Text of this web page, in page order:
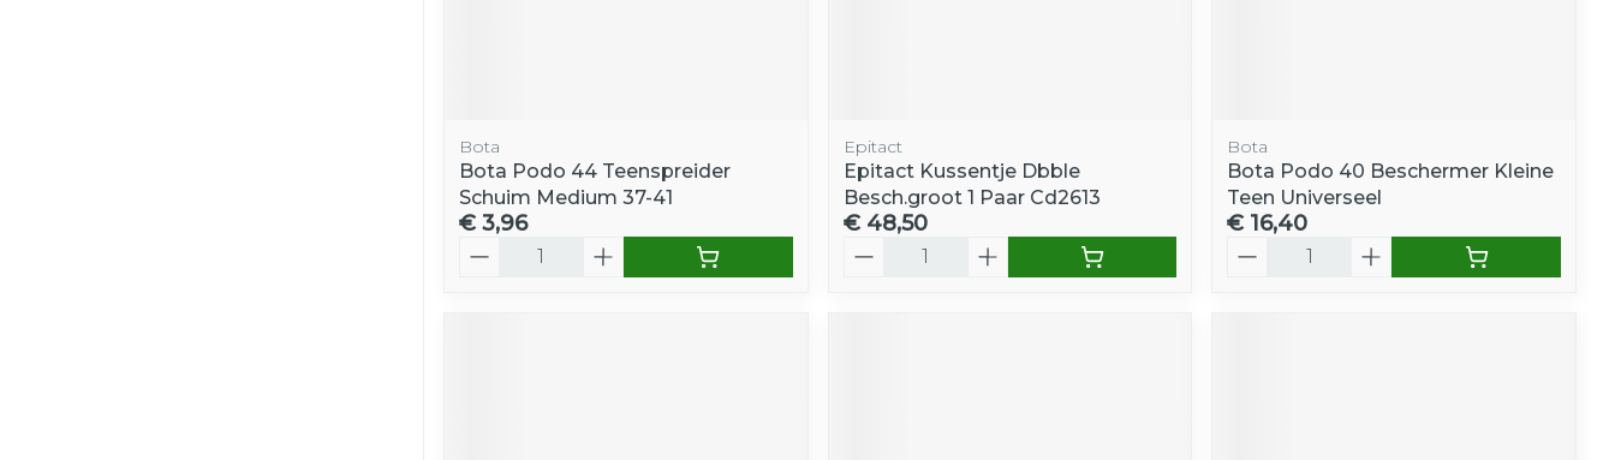
Bota
Bota Podo 44 Teenspreider
Schuim Medium 37-41
€ 3,96
Epitact
Epitact Kussentje Dbble
Besch.groot 1 Paar Cd2613
€ 48,50
Bota
Bota Podo 40 Beschermer Kleine
Teen Universeel
€ 16,40